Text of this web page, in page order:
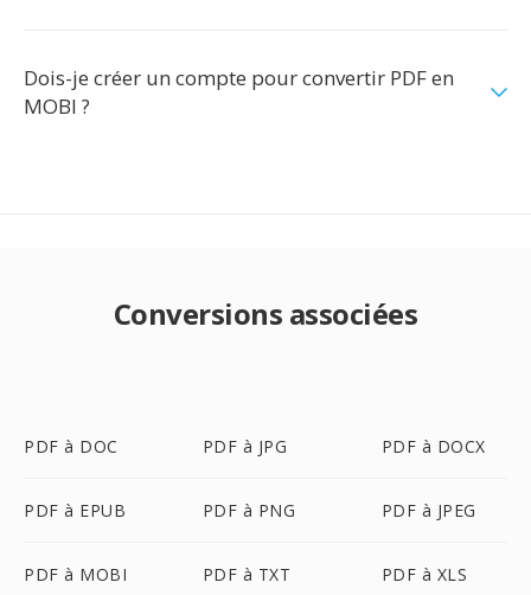
Dois-je créer un compte pour convertir PDF en
MOBI ?
Conversions associées
PDF à DOC PDF à JPG PDF à DOCX
PDF à EPUB PDF à PNG PDF à JPEG
PDF à MOBI PDF à TXT PDF à XLS